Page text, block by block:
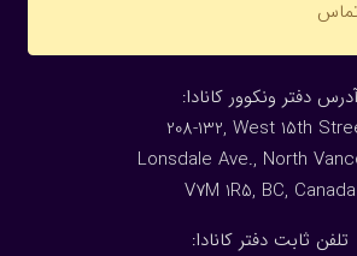
دفتر ونکوور کانادا
208-132, West 15th
Lonsdale Ave., North
V7M 1R5, BC, Canada
:تلفن ثابت دفتر کانادا